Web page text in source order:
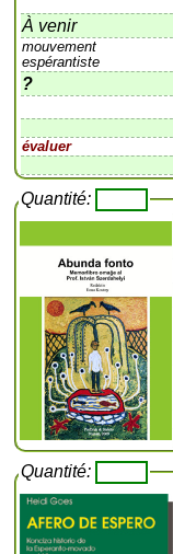
À venir
mouvement
espérantiste
?
évaluer
Quantité:
Quantité: